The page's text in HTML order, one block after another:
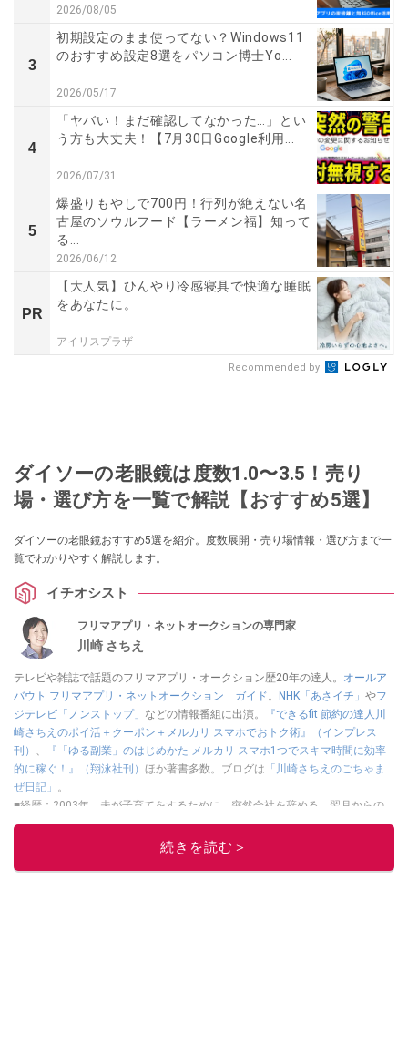
2026/08/05
3
初期設定のまま使ってない？Windows11
のおすすめ設定8選をパソコン博士Yo...
2026/05/17
4
「ヤバい！まだ確認してなかった…」とい
う方も大丈夫！【7月30日Google利用...
2026/07/31
5
爆盛りもやしで700円！行列が絶えない名
古屋のソウルフード【ラーメン福】知って
る...
2026/06/12
PR
【大人気】ひんやり冷感寝具で快適な睡眠
をあなたに。
アイリスプラザ
Recommended by
ダイソーの老眼鏡は度数1.0〜3.5！売り
場・選び方を一覧で解説【おすすめ5選】
ダイソーの老眼鏡おすすめ5選を紹介。度数展開・売り場情報・選び方まで一
覧でわかりやすく解説します。
イチオシスト
フリマアプリ・ネットオークションの専門家
川崎 さちえ
テレビや雑誌で話題のフリマアプリ・オークション歴20年の達人。 オールア
バウト フリマアプリ・ネットオークション ガイド。 NHK「あさイチ」 やフ
ジテレビ「ノンストップ」 などの情報番組に出演。
『できるfit 節約の達人川
崎さちえのポイ活＋クーポン＋メルカリ スマホでおトク術』（インプレス
刊） 、
『「ゆる副業」のはじめかた メルカリ スマホ1つでスキマ時間に効率
的に稼ぐ！』（翔泳社刊） ほか著書多数。ブログは 「川崎さちえのごちゃま
ぜ日記」 。
■経歴：2003年、夫が子育てをするために、突然会社を辞める。翌月からの
給料が０円になり、家にいながら、しかも空いた時間でできるオークション
に目をつける。しかし、取引の仕方がわからずに、まずは落札者として参
続きを読む＞